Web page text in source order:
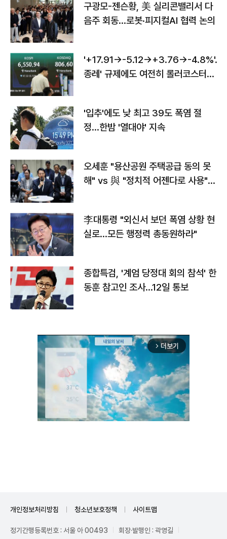
구광모-젠슨황, 美 실리콘밸리서 다
음주 회동…로봇·피지컬AI 협력 논의
'+17.91→-5.12→+3.76→-4.8%'…'
종레' 규제에도 여전히 롤러코스터
'입추'에도 낮 최고 39도 폭염 절
정…한밤 '열대야' 지속
오세훈 "용산공원 주택공급 동의 못
해" vs 與 "정치적 어젠다로 사용"
李대통령 "외신서 보던 폭염 상황 현
실로…모든 행정력 총동원하라"
종합특검, '계엄 당정대 회의 참석' 한
동훈 참고인 조사...12일 통보
arrow_forward_ios 더보기
개인정보처리방침 청소년보호정책 사이트맵
정기간행등록번호 : 서울 아 00493 회장·발행인 : 곽영길